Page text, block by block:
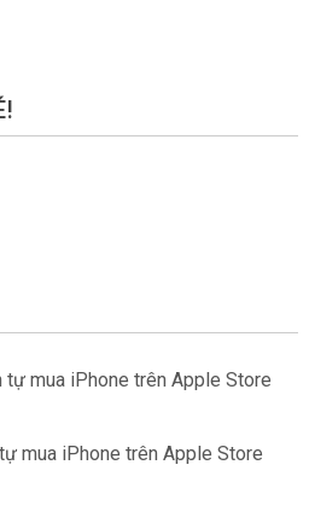
tự mua iPhone trên Apple Store
mua iPhone trên Apple Store